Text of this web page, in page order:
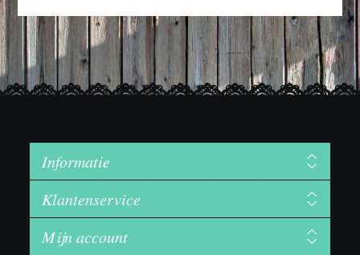
Informatie
Klantenservice
Mijn account